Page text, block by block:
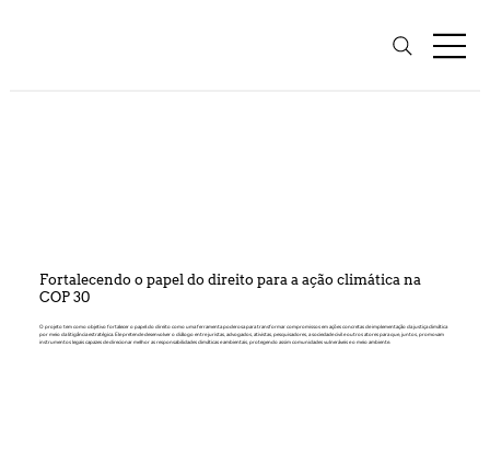
Fortalecendo o papel do direito para a ação climática na
COP 30
O projeto tem como objetivo fortalecer o papel do direito como uma ferramenta poderosa para transformar compromissos em ações concretas de implementação da justiça climática
por meio da litigância estratégica. Ele pretende desenvolver o diálogo entre juristas, advogados, ativistas, pesquisadores, a sociedade civil e outros atores para que, juntos, promovam
instrumentos legais capazes de direcionar melhor as responsabilidades climáticas e ambientais, protegendo assim comunidades vulneráveis e o meio ambiente.